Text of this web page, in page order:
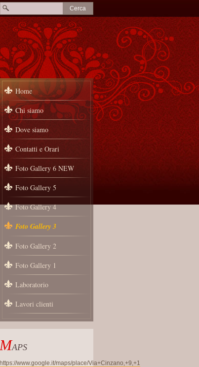
Home
Chi siamo
Dove siamo
Contatti e Orari
Foto Gallery 6 NEW
Foto Gallery 5
Foto Gallery 4
Foto Gallery 3
Foto Gallery 2
Foto Gallery 1
Laboratorio
Lavori clienti
MAPS
https://www.google.it/maps/place/Via+Cinzano,+9,+1